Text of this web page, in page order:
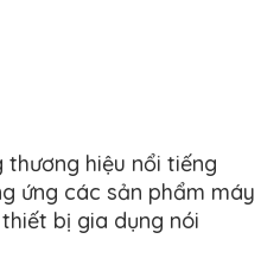
hiệu nổi tiếng
ứng các sản phẩm máy
bị gia dụng nói